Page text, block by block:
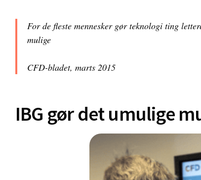
For de fleste mennesker gør teknologi ting
mulige
CFD-bladet, marts 2015
IBG gør det umulige